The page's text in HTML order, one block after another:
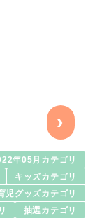
›
年05月カテゴリ
キッズカテゴリ
児グッズカテゴリ
抽選カテゴリ